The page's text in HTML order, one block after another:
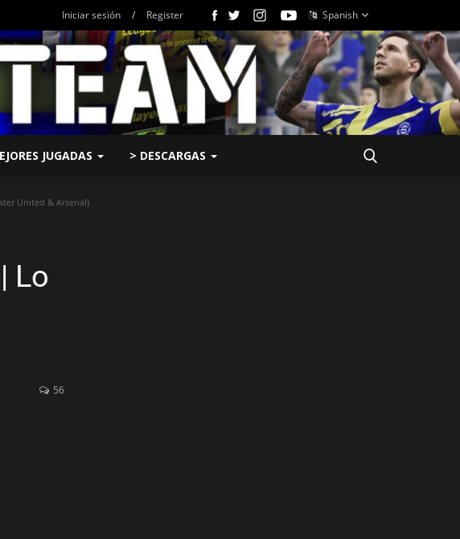
Iniciar sesión / Register Spanish
JUGADAS > DESCARGAS
United & Arsenal)
Lo
56